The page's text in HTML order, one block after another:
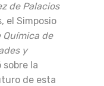
de Palacios
el Simposio
Química de
y
sobre la
de esta